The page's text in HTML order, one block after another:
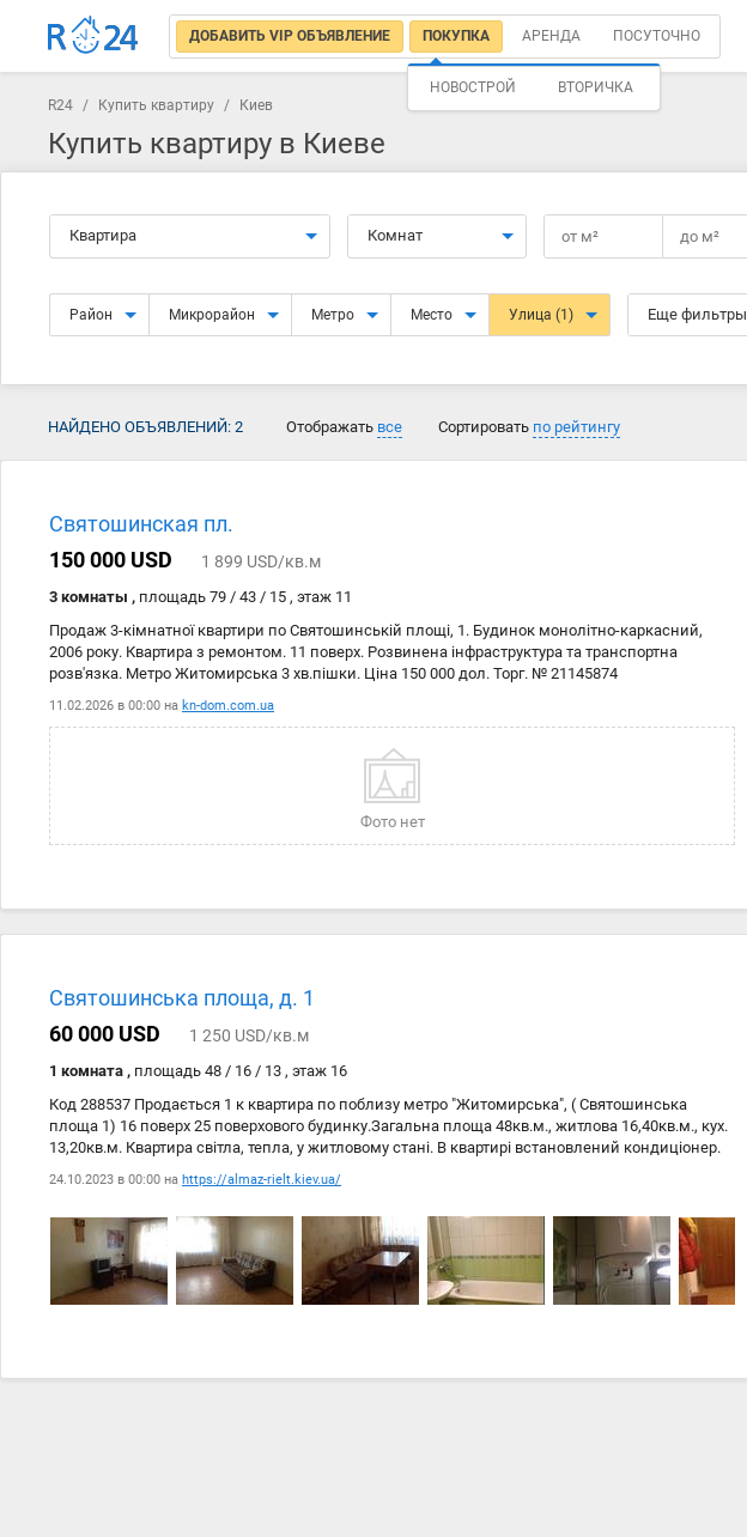
ДОБАВИТЬ VIP ОБЪЯВЛЕНИЕ ПОКУПКА
НОВОСТРОЙ ВТОРИЧКА
АРЕНДА ПОСУТОЧНО
R24 / Купить квартиру / Киев
Купить квартиру в Киеве
Квартира Комнат от м² до м²
Район Микрорайон Метро Место Улица (1) Еще фильтры
НАЙДЕНО ОБЪЯВЛЕНИЙ: 2 Отображать все Сортировать по рейтингу
Святошинская пл.
150 000 USD
1 899 USD/кв.м
3 комнаты , площадь 79 / 43 / 15 , этаж 11
Продаж 3-кімнатної квартири по Святошинській площі, 1. Будинок монолітно-каркасний,
2006 року. Квартира з ремонтом. 11 поверх. Розвинена інфраструктура та транспортна
розв'язка. Метро Житомирська 3 хв.пішки. Ціна 150 000 дол. Торг. № 21145874
11.02.2026 в 00:00 на kn-dom.com.ua
Фото нет
Святошинська площа, д. 1
60 000 USD
1 250 USD/кв.м
1 комната , площадь 48 / 16 / 13 , этаж 16
Код 288537 Продається 1 к квартира по поблизу метро "Житомирська", ( Святошинська
площа 1) 16 поверх 25 поверхового будинку.Загальна площа 48кв.м., житлова 16,40кв.м., кух.
13,20кв.м. Квартира світла, тепла, у житловому стані. В квартирі встановлений кондиціонер.
Розвинена інфраструктура:Дитячий садок, Школа, Метро, Ринок, Магазин, кіоск,
Супермаркет, ТРЦ, Дитячий майданчик, Аптека, Лікарня, поліклініка, Кінотеатр, театр,
Відділення пошти, Відділення банку, банкомат: Фахівець Марина
24.10.2023 в 00:00 на https://almaz-rielt.kiev.ua/